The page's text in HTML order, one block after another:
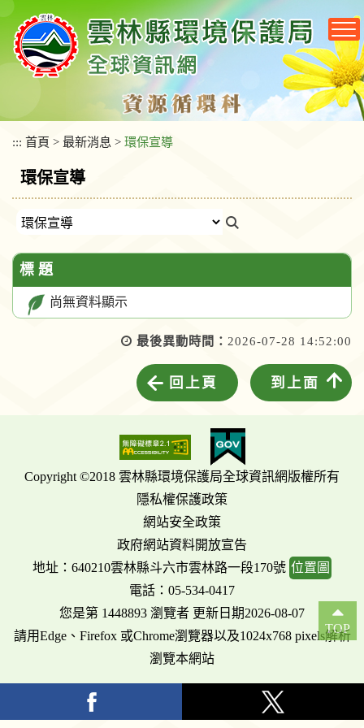
要
::: 首頁 > 最新消息 > 環保宣導
環保宣導
標 題
尚無資料顯示
最後異動時間： 2026-07-28 14:52:00
回上頁 到上面
Copyright ©2018 雲林縣環境保護局全球資訊網版權所有
隱私權保護政策
網站安全政策
政府網站資料開放宣告
地址：640210雲林縣斗六市雲林路一段170號 位置圖
電話：05-534-0417
您是第 1448893 瀏覽者 更新日期2026-08-07
請用Edge、Firefox 或Chrome瀏覽器以及1024x768 pixels解析
瀏覽本網站
TOP